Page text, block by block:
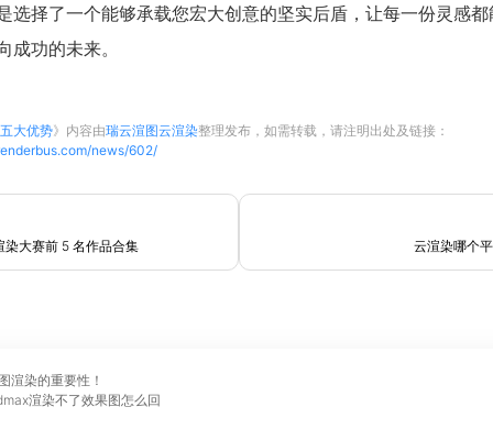
选择了一个能够承载您宏大创意的坚实后盾，让每一份灵感
成功的未来。
大优势》内容由瑞云渲图云渲染整理发布，如需转载，请注明出处及链接：
news/602/
染大赛前 5 名作品合集 云渲染哪个
渲染的重要性！
渲染不了效果图怎么回